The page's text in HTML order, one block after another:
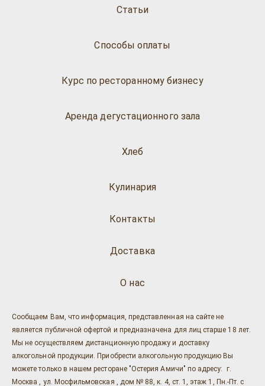
Статьи
Способы оплаты
Курс по ресторанному бизнесу
Аренда дегустационного зала
Хлеб
Кулинария
О нас
Доставка
Контакты
Сообщаем Вам, что информация, представленная на сайте не
является публичной офертой и предназначена для лиц старше 18 лет.
Мы не осуществляем дистанционную продажу и доставку
алкогольной продукции. Приобрести алкогольную продукцию Вы
можете только в нашем ресторане "Остерия Амичи" по адресу: г.
Москва , ул. Мосфильмовская , дом № 88, к. 4, ст. 1, этаж 1, Пн.-Пт. с